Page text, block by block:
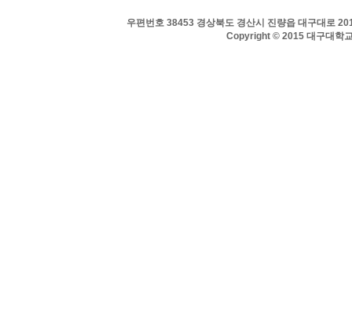
우편번호 38453 경상북도 경산시 진량읍 대구대로
Copyright © 2015 대구대학